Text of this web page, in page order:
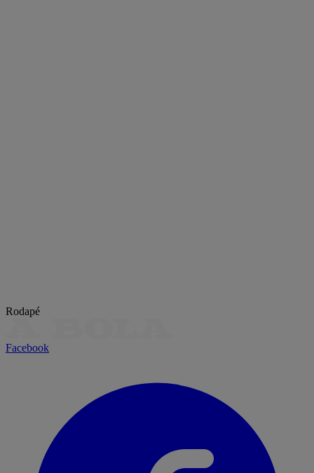
Rodapé
Facebook